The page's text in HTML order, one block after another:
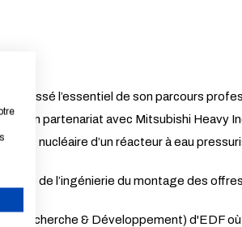
a passé l’essentiel de son parcours
en partenariat avec Mitsubishi Heavy
l’îlot nucléaire d’un réacteur à eau
de l’ingénierie du montage des
(Recherche & Développement) d'EDF